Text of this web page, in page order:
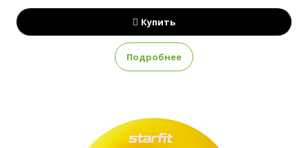
Купить
Подробнее